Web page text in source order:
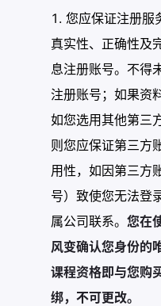
您应保证注册服
真实性、正确性及
息注册账号。不得
注册账号；如果资
如您选用其他第三
则您应保证第三方
用性，如因第三方
号）致使您无法登
属公司联系。 您在
风变确认您身份的
课程资格即与您购
绑，不可更改。